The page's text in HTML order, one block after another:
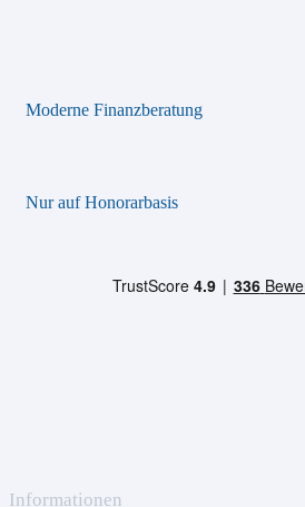
Moderne Finanzberatung
Nur auf Honorarbasis
Informationen